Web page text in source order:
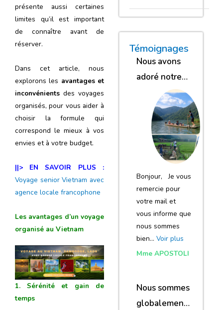
présente aussi certaines
limites qu’il est important
de connaître avant de
réserver.
Dans cet article, nous
explorons les avantages et
inconvénients des voyages
organisés, pour vous aider à
choisir la formule qui
correspond le mieux à vos
envies et à votre budget.
||> EN SAVOIR PLUS :
Voyage senior Vietnam avec
agence locale francophone
Les avantages d’un voyage
organisé au Vietnam
1. Sérénité et gain de
temps
grands
trésors
d’Asie
Témoignages
Nous avons
adoré notre
Bonjour, Je vous
remercie pour
votre mail et
vous informe que
nous sommes
bien… Voir plus
« Nous
Mme APOSTOLI
Nous sommes
globalement
« Nous sommes